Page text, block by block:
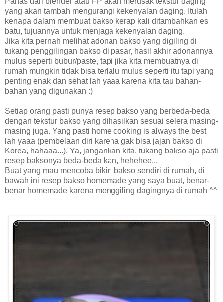
yang akan tambah mengurangi kekenyalan daging. Itulah
kenapa dalam membuat bakso kerap kali ditambahkan es
batu, tujuannya untuk menjaga kekenyalan daging.
Jika kita pernah melihat adonan bakso yang digiling di
tukang penggilingan bakso di pasar, hasil akhir adonannya
mulus seperti bubur/paste, tapi jika kita membuatnya di
rumah mungkin tidak bisa terlalu mulus seperti itu tapi yang
penting enak dan sehat lah yaaa karena kita tau bahan-
bahan yang digunakan :)
Setiap orang pasti punya resep bakso yang berbeda-beda
dengan tekstur bakso yang dihasilkan sesuai selera masing-
masing juga. Yang pasti home cooking is always the best
lah yaaa (pembelaan diri karena gak bisa jajan bakso di
Korea, hahaaa...). Ya, jangankan kita, tukang bakso aja pasti
resep baksonya beda-beda kan, hehehee...
Buat yang mau mencoba bikin bakso sendiri di rumah, di
bawah ini resep bakso homemade yang saya buat, benar-
benar homemade karena menggiling dagingnya di rumah ^^